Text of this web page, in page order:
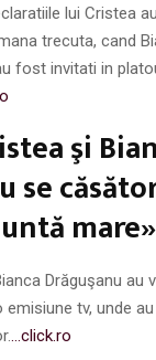
lui Cristea
trecuta, cand
fost invitati in
şi
se
mare»
Drăguşanu au
tv, unde
…click.ro